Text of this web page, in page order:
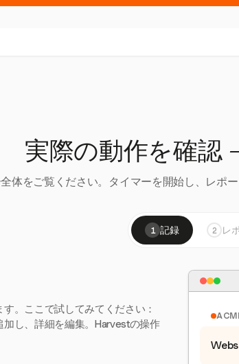
実際の動作を確認
体をご覧ください。タイマーを開始し、レポ
1 記録 2 レ
。ここで試してみてください：
し、詳細を編集。Harvestの操作